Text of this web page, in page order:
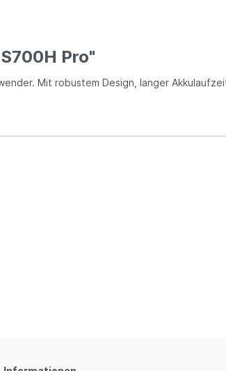
Pro"
Mit robustem Design, langer